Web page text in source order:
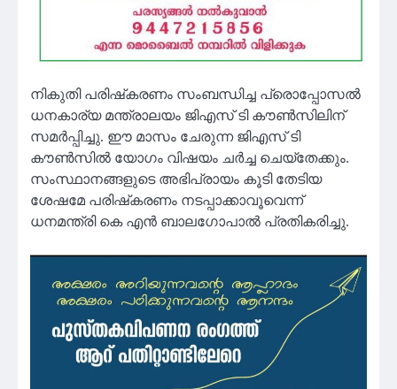
നികുതി പരിഷ്‌കരണം സംബന്ധിച്ച പ്രൊപ്പോസല്‍
ധനകാര്യ മന്ത്രാലയം ജിഎസ് ടി കൗണ്‍സിലിന്
സമര്‍പ്പിച്ചു. ഈ മാസം ചേരുന്ന ജിഎസ് ടി
കൗണ്‍സില്‍ യോഗം വിഷയം ചര്‍ച്ച ചെയ്‌തേക്കും.
സംസ്ഥാനങ്ങളുടെ അഭിപ്രായം കൂടി തേടിയ
ശേഷമേ പരിഷ്‌കരണം നടപ്പാക്കാവൂവെന്ന്
ധനമന്ത്രി കെ എന്‍ ബാലഗോപാല്‍ പ്രതികരിച്ചു.